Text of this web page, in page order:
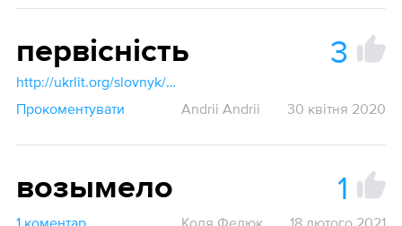
первісність 3
http://ukrlit.org/slovnyk/первісність
Прокоментувати
Andrii Andrii 30 квітня 2020
возымело 1